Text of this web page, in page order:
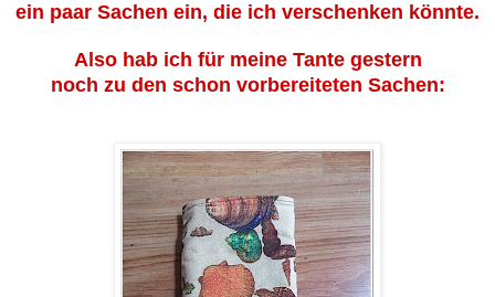
ein paar Sachen ein, die ich verschenken könnte.
Also hab ich für meine Tante gestern
noch zu den schon vorbereiteten Sachen: